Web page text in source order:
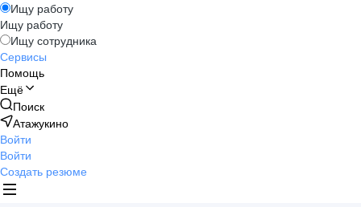
Ищу работу
Ищу работу
Ищу сотрудника
Сервисы
Помощь
Ещё
Поиск
Атажукино
Войти
Войти
Создать резюме